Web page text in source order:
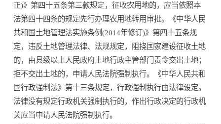
正)》第四十五条第三款规定，征收农用地的，应当依照本
法第四十四条的规定先行办理农用地转用审批。《中华人民
共和国土地管理法实施条例(2014年修订)》第四十五条规
定，违反土地管理法律、法规规定，阻挠国家建设征收土地
的，由县级以上人民政府土地行政主管部门责令交出土地；
拒不交出土地的，申请人民法院强制执行。《中华人民共和
国行政强制法》第十三条规定，行政强制执行由法律设定。
法律没有规定行政机关强制执行的，作出行政决定的行政机
关应当申请人民法院强制执行。